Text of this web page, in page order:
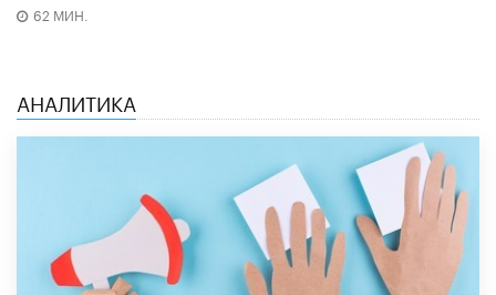
62 МИН.
АНАЛИТИКА